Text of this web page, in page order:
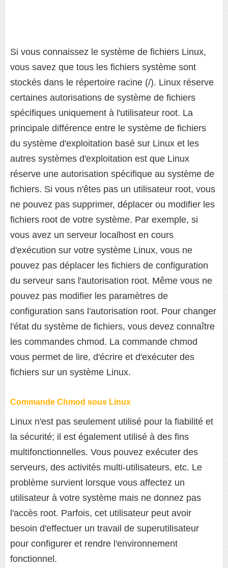
Si vous connaissez le système de fichiers Linux,
vous savez que tous les fichiers système sont
stockés dans le répertoire racine (/). Linux réserve
certaines autorisations de système de fichiers
spécifiques uniquement à l'utilisateur root. La
principale différence entre le système de fichiers
du système d'exploitation basé sur Linux et les
autres systèmes d'exploitation est que Linux
réserve une autorisation spécifique au système de
fichiers. Si vous n'êtes pas un utilisateur root, vous
ne pouvez pas supprimer, déplacer ou modifier les
fichiers root de votre système. Par exemple, si
vous avez un serveur localhost en cours
d'exécution sur votre système Linux, vous ne
pouvez pas déplacer les fichiers de configuration
du serveur sans l'autorisation root. Même vous ne
pouvez pas modifier les paramètres de
configuration sans l'autorisation root. Pour changer
l'état du système de fichiers, vous devez connaître
les commandes chmod. La commande chmod
vous permet de lire, d'écrire et d'exécuter des
fichiers sur un système Linux.
Commande Chmod sous Linux
Linux n'est pas seulement utilisé pour la fiabilité et
la sécurité; il est également utilisé à des fins
multifonctionnelles. Vous pouvez exécuter des
serveurs, des activités multi-utilisateurs, etc. Le
problème survient lorsque vous affectez un
utilisateur à votre système mais ne donnez pas
l'accès root. Parfois, cet utilisateur peut avoir
besoin d'effectuer un travail de superutilisateur
pour configurer et rendre l'environnement
fonctionnel.